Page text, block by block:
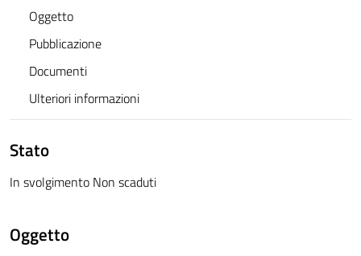
Oggetto
Pubblicazione
Documenti
Ulteriori informazioni
Stato
In svolgimento Non scaduti
Oggetto